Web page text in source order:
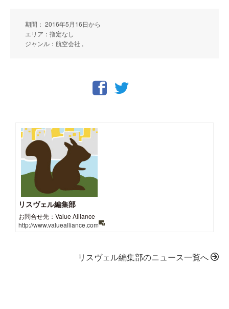
期間： 2016年5月16日から
エリア：指定なし
ジャンル：航空会社 ,
リスヴェル編集部
お問合せ先：Value Alliance
http://www.valuealliance.com
リスヴェル編集部のニュース一覧へ